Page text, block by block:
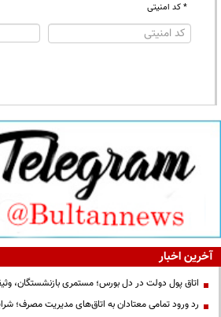
* کد امنیتی
آخرین اخبار
اتاق پول دولت در دل بورس؛ مستمری بازنشستگان،
رد ورود تمامی معتادان به اتاق‌های مدیریت مصرف؛